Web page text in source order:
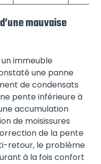
mauvaise
un immeuble
une panne
de condensats
pente inférieure à
accumulation
de moisissures
de la pente
retour, le problème
à la fois confort